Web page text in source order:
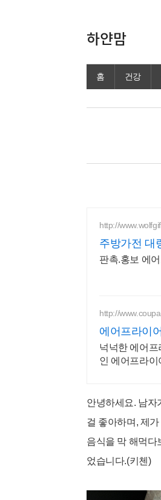
하얀맘
홈 건강
http://
주방가전 대
판촉.홍보 에
http://
에어프라이
넉넉한 에어프
인 에어프라이
안녕하세요. 남자
걸 좋아하며, 제가
음식을 막 해먹다
었습니다.(키첸)